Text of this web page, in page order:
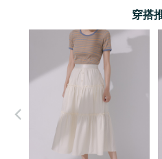
穿搭